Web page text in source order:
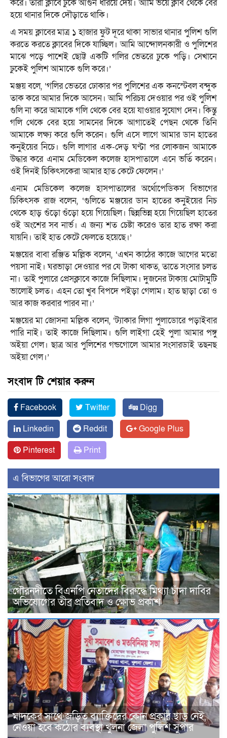
করে। তারা ক্লাবে ঢুকে আগুন ধরিয়ে দেয়। আমি ভয়ে ক্লাব থেকে বের
হয়ে থানার দিকে দৌড়াতে থাকি।
এ সময় ক্লাবের মাত্র ১ হাজার ফুট দূরে থাকা সাভার থানার পুলিশ গুলি
করতে করতে ক্লাবের দিকে যাচ্ছিল। আমি আন্দোলনকারী ও পুলিশের
মাঝে পড়ে পাশেই ছোট্ট একটি গলির ভেতরে ঢুকে পড়ি। সেখানে
ঢুকেই পুলিশ আমাকে গুলি করে।’
মঞ্জয় বলে, ‘গলির ভেতরে ঢোকার পর পুলিশের এক কনস্টেবল বন্দুক
তাক করে আমার দিকে আসেন। আমি পরিচয় দেওয়ার পর ওই পুলিশ
গুলি না করে আমাকে গলি থেকে বের হয়ে যাওয়ার সুযোগ দেন। কিন্তু
গলি থেকে বের হয়ে সামনের দিকে আগাতেই পেছন থেকে তিনি
আমাকে লক্ষ্য করে গুলি করেন। গুলি এসে লাগে আমার ডান হাতের
কনুইয়ের নিচে। গুলি লাগার এক-দেড় ঘণ্টা পর লোকজন আমাকে
উদ্ধার করে এনাম মেডিকেল কলেজ হাসপাতালে এনে ভর্তি করেন।
ওই দিনই চিকিৎসকেরা আমার হাত কেটে ফেলেন।’
এনাম মেডিকেল কলেজ হাসপাতালের অর্থোপেডিকস বিভাগের
চিকিৎসক রাজ বলেন, ‘গুলিতে মঞ্জয়ের ডান হাতের কনুইয়ের নিচ
থেকে হাড় গুঁড়ো গুঁড়ো হয়ে গিয়েছিল। ছিন্নভিন্ন হয়ে গিয়েছিল হাতের
ওই অংশের সব নার্ভ। এ জন্য শত চেষ্টা করেও তার হাত রক্ষা করা
যায়নি। তাই হাত কেটে ফেলতে হয়েছে।’
মঞ্জয়ের বাবা রঞ্জিত মল্লিক বলেন, ‘এখন কাঠের কাজে আগের মতো
পয়সা নাই। ঘরভাড়া দেওয়ার পর যে টাকা থাকত, তাতে সংসার চলত
না। তাই পুলারে প্রেসক্লাবে কাজে দিছিলাম। দুজনের টাকায় মোটামুটি
ভালোই চলত। এহন তো খুব বিপদে পইড়া গেলাম। হাত ছাড়া তো ও
আর কাজ করবার পারব না।’
মঞ্জয়ের মা জোসনা মল্লিক বলেন, ‘ট্যাকার লিগা পুলাডোরে পড়াইবার
পারি নাই। তাই কাজে দিছিলাম। গুলি লাইগা হেই পুলা আমার পঙ্গু
অইয়া গেল। ছাত্র আর পুলিশের গন্ডগোলে আমার সংসারডাই তছনছ
অইয়া গেল।’
সংবাদ টি শেয়ার করুন
Facebook Twitter
Digg
Linkedin
Reddit
Google Plus
Pinterest
Print
এ বিভাগের আরো সংবাদ
গৌরনদীতে বিএনপি নেতাদের বিরুদ্ধে মিথ্যা চাঁদা দাবির
অভিযোগের তীব্র প্রতিবাদ ও ক্ষোভ প্রকাশ
মাদকের সাথে জড়িত ব্যাক্তিদের কোন প্রকার ছাড় নেই,
নেওয়া হবে কঠোর ব্যবস্থা খুলনা জেলা পুলিশ সুপার